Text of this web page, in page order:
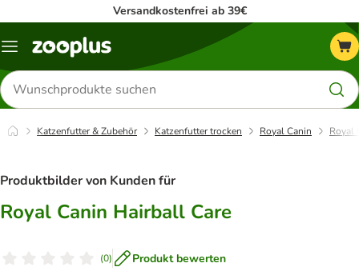
Versandkostenfrei ab 39€
Menü
Produkte
suchen
Katzenfutter & Zubehör Katzenfutter trocken Royal Canin Royal
Produktbilder von Kunden für
Royal Canin Hairball Care
(0) Produkt bewerten